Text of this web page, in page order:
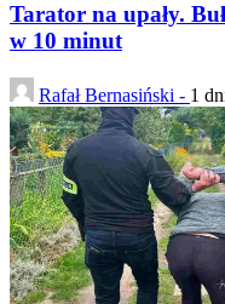
Tarator na upały.
w 10 minut
Rafał Bernasiński - 1